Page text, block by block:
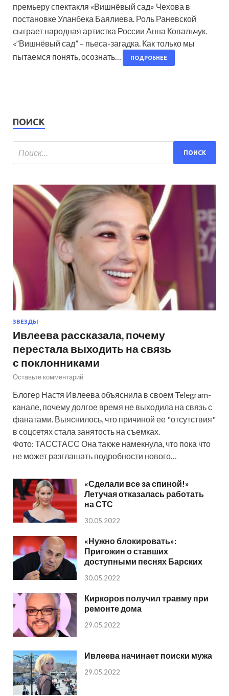
премьеру спектакля «Вишнёвый сад» Чехова в
постановке Уланбека Баялиева. Роль Раневской
сыграет народная артистка России Анна Ковальчук.
«”Вишнёвый сад” – пьеса-загадка. Как только мы
пытаемся понять, осознать…
ПОДРОБНЕЕ
ПОИСК
ЗВЕЗДЫ
Ивлеева рассказала, почему
перестала выходить на связь
с поклонниками
Оставьте комментарий
Блогер Настя Ивлеева объяснила в своем Telegram-
канале, почему долгое время не выходила на связь с
фанатами. Выяснилось, что причиной ее "отсутствия"
в соцсетях стала занятость на съемках.
Фото: ТАССТАСС Она также намекнула, что пока что
не может разглашать подробности нового…
«Сделали все за спиной!»
Летучая отказалась работать
на СТС
30.05.2022
«Нужно блокировать»:
Пригожин о ставших
доступными песнях Барских
30.05.2022
Киркоров получил травму при
ремонте дома
29.05.2022
Ивлеева начинает поиски мужа
29.05.2022